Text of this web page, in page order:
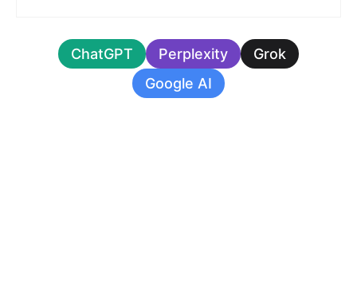
ChatGPT Perplexity
Grok
Google AI